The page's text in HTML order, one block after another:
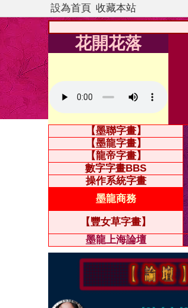
設為首頁 收藏本站
花開花落
【墨聯字畫】
【墨龍字畫】
【龍帝字畫】
數字字畫BBS
操作系統字畫
墨龍商務
【豐女草字畫】
墨龍上海論壇